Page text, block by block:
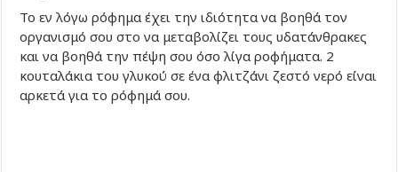
Το εν λόγω ρόφημα έχει την ιδιότητα να βοηθά τον
οργανισμό σου στο να μεταβολίζει τους υδατάνθρακες
και να βοηθά την πέψη σου όσο λίγα ροφήματα. 2
κουταλάκια του γλυκού σε ένα φλιτζάνι ζεστό νερό είναι
αρκετά για το ρόφημά σου.